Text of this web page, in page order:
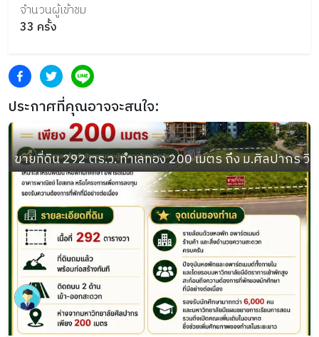
จำนวนผู้เข้าชม
33 ครั้ง
ประกาศที่คุณอาจจะสนใจ:
ขายที่ดิน 292 ตร.ว. ทำเลทอง 200 เมตร ถึง ม.ศิลปากร วิ